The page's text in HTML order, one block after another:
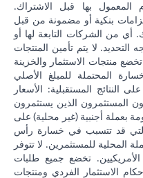
بها قبل الاشتراك.
بنكية أو مضمونة من قبل
من الشركات التابعة لها أو
التحديد. لا يتم تأمين المنتجات
منتجات الاستثمار والخزينة
المحتملة للمبلغ الأصلي
النتائج المستقبلية: الأسعار
المستثمرون الذين يستثمرون
بعملة أجنبية (غير محلية) على
قد تتسبب في خسارة رأس
المحلية للمستثمرين. لا تتوفر
الأمريكيين. تخضع جميع طلبات
الاستثمار الفردي ومنتجات